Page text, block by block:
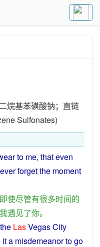
烷基苯磺酸钠；直链
Sulfonates)
to me, thateven
forgetthe moment
即使尽管有很多时间的
我遇见了你。
the LasVegas City
ita misdemeanorto go